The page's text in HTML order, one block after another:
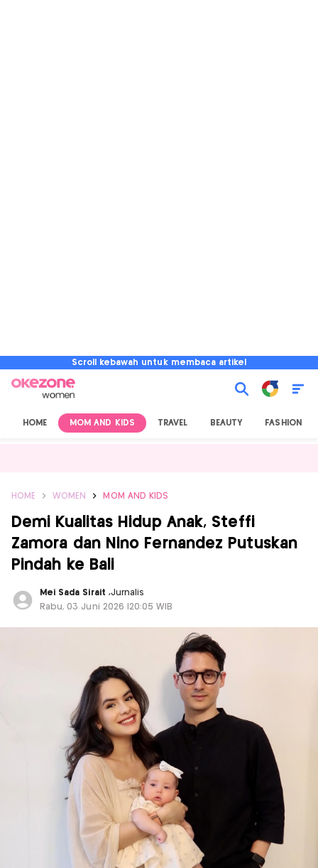
Scroll kebawah untuk membaca artikel
HOME MOM AND KIDS TRAVEL BEAUTY FASHION
HOME WOMEN MOM AND KIDS
Demi Kualitas Hidup Anak, Steffi
Zamora dan Nino Fernandez Putuskan
Pindah ke Bali
Mei Sada Sirait ,Jurnalis
Rabu, 03 Juni 2026 |20:05 WIB